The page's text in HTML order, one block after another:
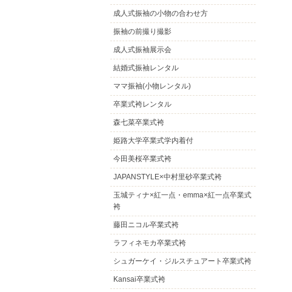
成人式振袖の小物の合わせ方
振袖の前撮り撮影
成人式振袖展示会
結婚式振袖レンタル
ママ振袖(小物レンタル)
卒業式袴レンタル
森七菜卒業式袴
姫路大学卒業式学内着付
今田美桜卒業式袴
JAPANSTYLE×中村里砂卒業式袴
玉城ティナ×紅一点・emma×紅一点卒業式
袴
藤田ニコル卒業式袴
ラフィネモカ卒業式袴
シュガーケイ・ジルスチュアート卒業式袴
Kansai卒業式袴